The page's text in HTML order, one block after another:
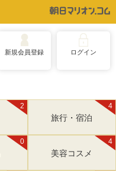
新規会員登録 ログイン
2 4
旅行・宿泊
0 4
美容コスメ